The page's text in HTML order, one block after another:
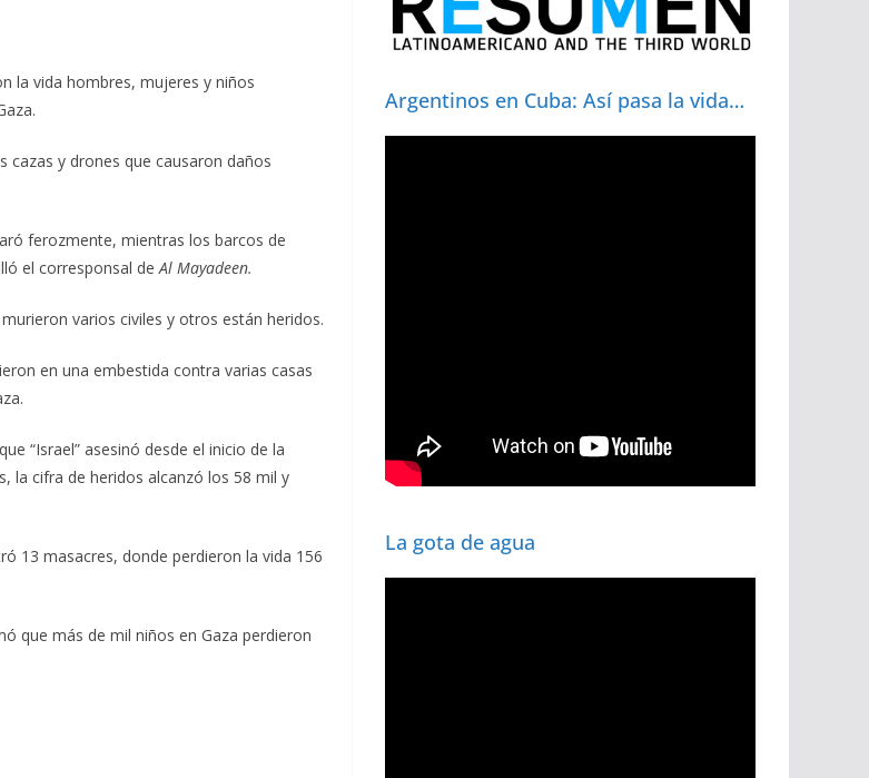
la vida hombres, mujeres y niños
cazas y drones que causaron daños
ferozmente, mientras los barcos de
el corresponsal deAl Mayadeen.
varios civiles y otros están heridos.
en una embestida contra varias casas
“Israel” asesinó desde el inicio de la
la cifra de heridos alcanzó los 58 mil y
13 masacres, donde perdieron la vida 156
que más de mil niños en Gaza perdieron
Argentinos en Cuba: Así pasa la vida…
La gota de agua